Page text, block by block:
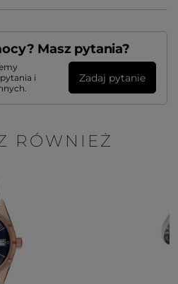
Masz pytania?
i
Zadaj pytanie
RÓWNIEŻ